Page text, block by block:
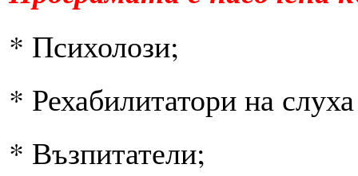
* Психолози;
* Рехабилитатори на
* Възпитатели;